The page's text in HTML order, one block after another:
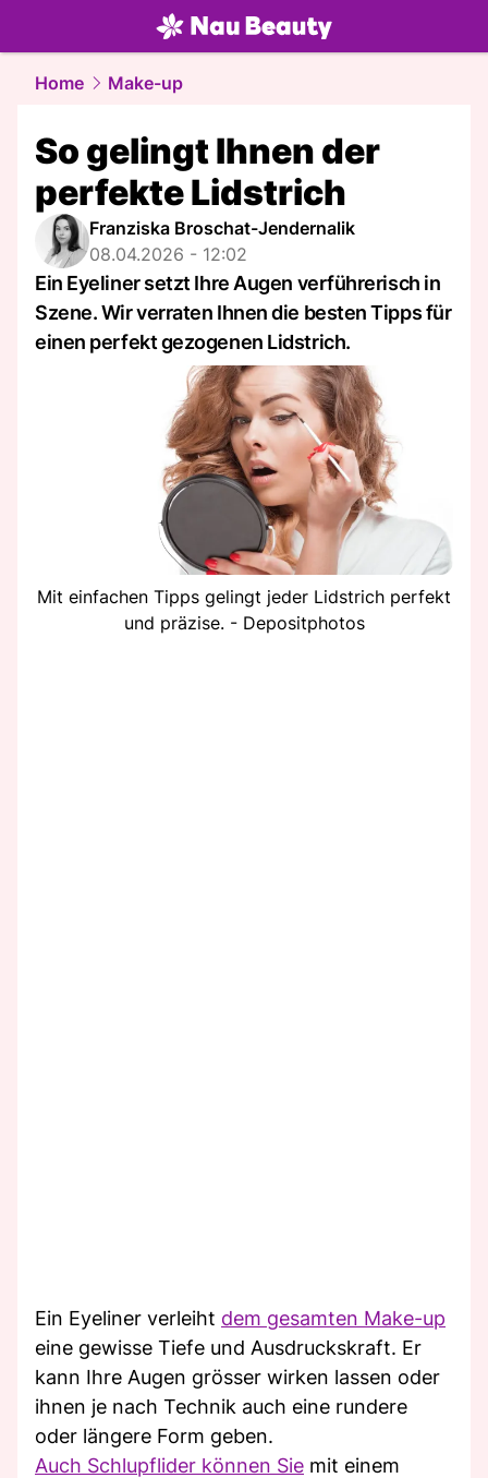
beauty.NAU.ch
Home Make-up
So gelingt Ihnen der
perfekte Lidstrich
Franziska Broschat-Jendernalik
08.04.2026 - 12:02
Ein Eyeliner setzt Ihre Augen verführerisch in
Szene. Wir verraten Ihnen die besten Tipps für
einen perfekt gezogenen Lidstrich.
Mit einfachen Tipps gelingt jeder Lidstrich perfekt
und präzise. - Depositphotos
Ein Eyeliner verleiht dem gesamten Make-up
eine gewisse Tiefe und Ausdruckskraft. Er
kann Ihre Augen grösser wirken lassen oder
ihnen je nach Technik auch eine rundere
oder längere Form geben.
Auch Schlupflider können Sie mit einem